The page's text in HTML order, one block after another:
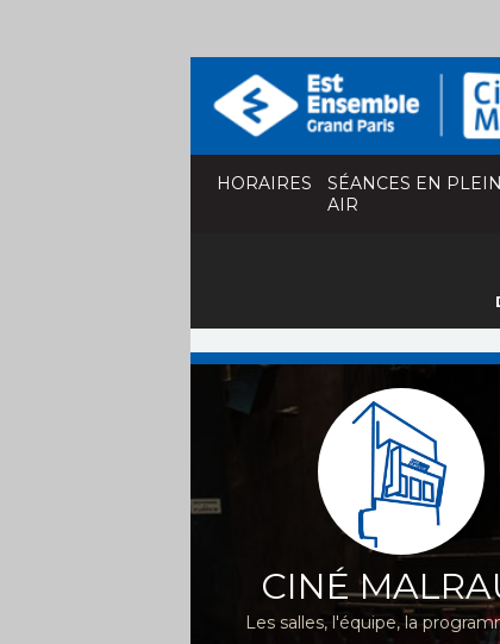
HORAIRES
SÉANCES EN PLEIN
AIR
CINÉ
Les salles, l'équipe, la